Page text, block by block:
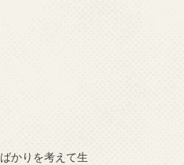
かりを考えて生